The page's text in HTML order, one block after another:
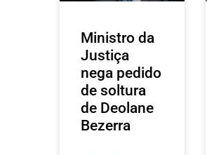
Ministro da
Justiça
nega pedido
de soltura
de Deolane
Bezerra